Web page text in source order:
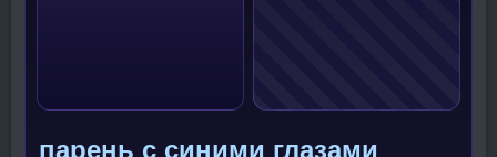
парень с синими глазами